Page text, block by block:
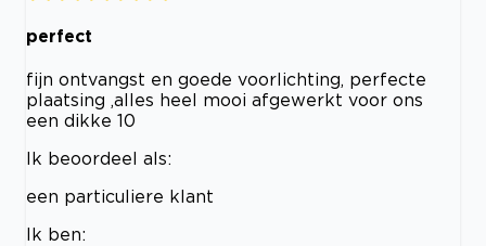
perfect
fijn ontvangst en goede voorlichting, perfecte
plaatsing ,alles heel mooi afgewerkt voor ons
een dikke 10
Ik beoordeel als:
een particuliere klant
Ik ben: